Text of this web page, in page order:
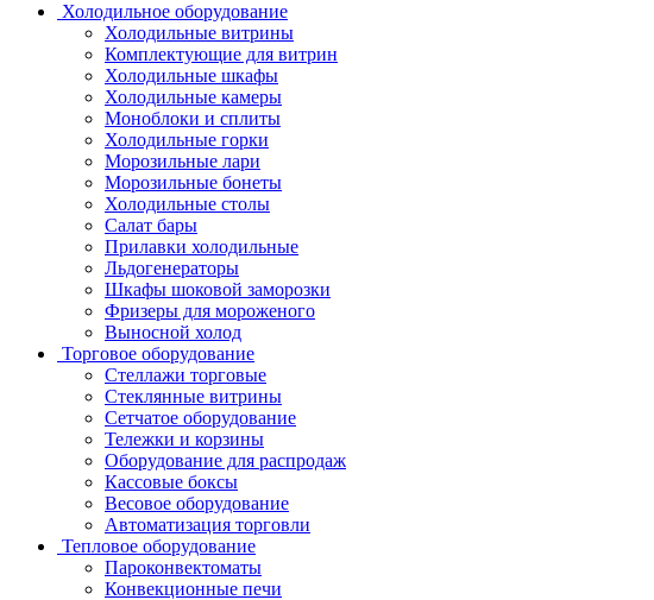
Холодильное оборудование
Холодильные витрины
Комплектующие для витрин
Холодильные шкафы
Холодильные камеры
Моноблоки и сплиты
Холодильные горки
Морозильные лари
Морозильные бонеты
Холодильные столы
Салат бары
Прилавки холодильные
Льдогенераторы
Шкафы шоковой заморозки
Фризеры для мороженого
Выносной холод
Торговое оборудование
Стеллажи торговые
Стеклянные витрины
Сетчатое оборудование
Тележки и корзины
Оборудование для распродаж
Кассовые боксы
Весовое оборудование
Автоматизация торговли
Тепловое оборудование
Пароконвектоматы
Конвекционные печи